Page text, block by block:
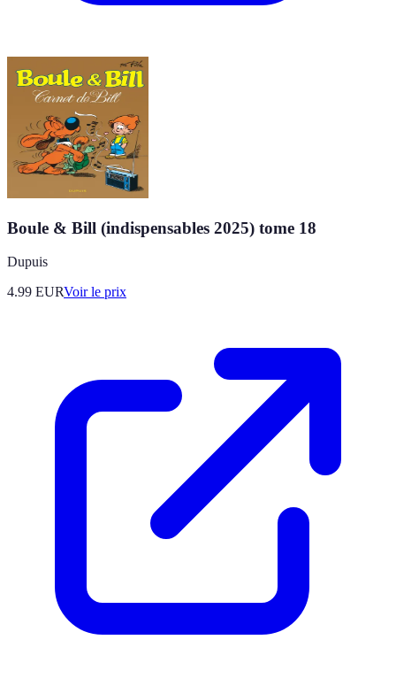
Boule & Bill (indispensables 2025) tome 18
Dupuis
4.99 EURVoir le prix